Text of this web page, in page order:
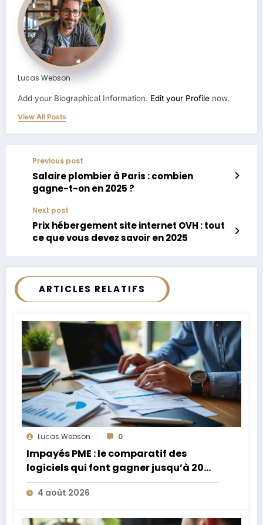
Lucas Webson
Add your Biographical Information. Edit your Profile now.
View All Posts
Previous post
Salaire plombier à Paris : combien
gagne-t-on en 2025 ?
Next post
Prix hébergement site internet OVH : tout
ce que vous devez savoir en 2025
ARTICLES RELATIFS
Lucas Webson 0
Impayés PME : le comparatif des
logiciels qui font gagner jusqu’à 20
jours de trésorerie
4 août 2026